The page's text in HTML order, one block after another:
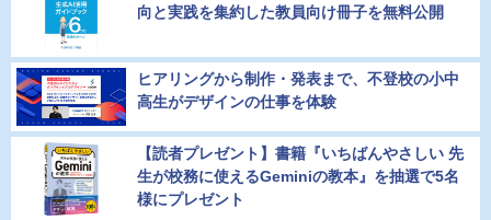
向と実践を集約した教員向け冊子を無料公開
ヒアリングから制作・発表まで、不登校の小中
高生がデザインの仕事を体験
【読者プレゼント】書籍『いちばんやさしい 先
生が校務に使えるGeminiの教本』を抽選で5名
様にプレゼント